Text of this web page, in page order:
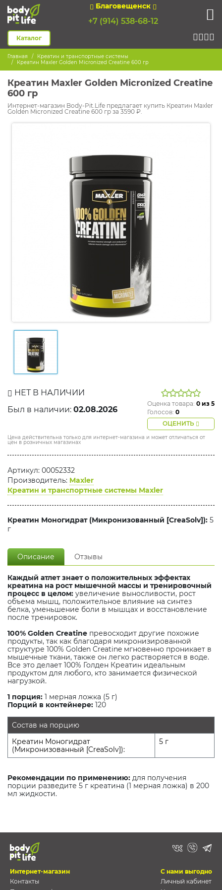
Благовещенск
+7 (914) 538-68-12
Каталог
Главная
Креатин и транспортные системы
Креатин Maxler Golden Micronized Creatine 600 гр
Креатин Maxler Golden Micronized Creatine
600 гр
Интернет-магазин Body-Pit.Life предлагает купить Креатин Maxler
Golden Micronized Creatine 600 гр за 3590 ₽.
НЕТ В НАЛИЧИИ
Был в наличии: 02.08.2026
Оценка товара: 0 из 5
Голосов: 0
ОЦЕНИТЬ
Цена действительна только для интернет-магазина и может отличаться от
цен в розничных магазинах
Артикул: 00052332
Производитель: Maxler
Креатин и транспортные системы Maxler
Креатин Моногидрат (Микронизованный [CreaSolv]): 5
г
Описание Отзывы
Каждый атлет знает о положительных эффектах
креатина на рост мышечной массы и тренировочный
процесс в целом: увеличение выносливости, рост
объема мышц, положительное влияние на синтез
белка, уменьшение боли в мышцах и восстановление
после тренировок.
100% Golden Creatine превосходит другие похожие
продукты, так как благодаря микронизированной
структуре 100% Golden Creatine мгновенно проникает в
мышечные ткани, также он легко растворяется в воде.
Все это делает 100% Голден Креатин идеальным
продуктом для любого, кто занимается физической
нагрузкой.
1 порция: 1 мерная ложка (5 г)
Порций в контейнере: 120
Состав на порцию
Креатин Моногидрат
(Микронизованный [CreaSolv]):
5 г
Рекомендации по применению: для получения
порции разведите 5 г креатина (1 мерная ложка) в 200
мл жидкости.
Интернет-магазин
Контакты
С нами выгодно
Личный кабинет